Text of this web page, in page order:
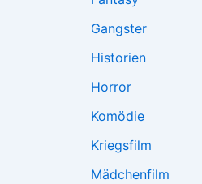
Gangster
Historien
Horror
Komödie
Kriegsfilm
Mädchenfilm